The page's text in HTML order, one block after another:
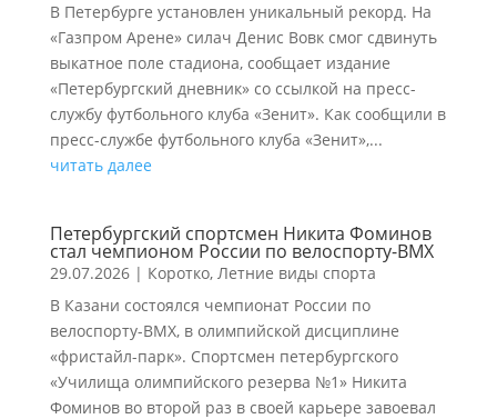
В Петербурге установлен уникальный рекорд. На
«Газпром Арене» силач Денис Вовк смог сдвинуть
выкатное поле стадиона, сообщает издание
«Петербургский дневник» со ссылкой на пресс-
службу футбольного клуба «Зенит». Как сообщили в
пресс-службе футбольного клуба «Зенит»,...
читать далее
Петербургский спортсмен Никита Фоминов
стал чемпионом России по велоспорту-ВМХ
29.07.2026| Коротко, Летние виды спорта
В Казани состоялся чемпионат России по
велоспорту-ВМХ, в олимпийской дисциплине
«фристайл-парк». Спортсмен петербургского
«Училища олимпийского резерва №1» Никита
Фоминов во второй раз в своей карьере завоевал